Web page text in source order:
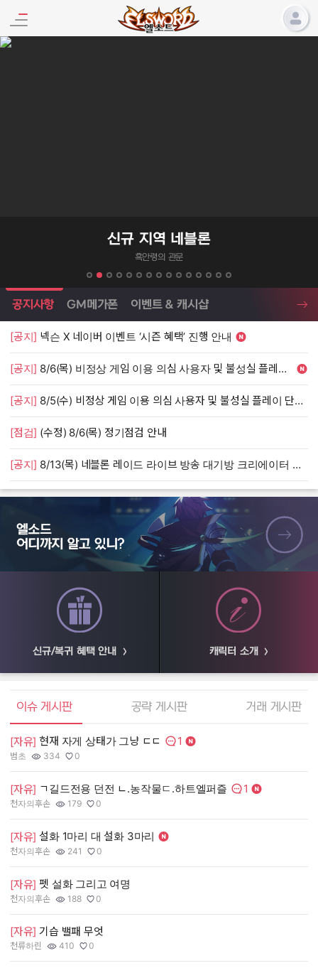
엘소드 프로모션
신규 지역 네블론
흑안령의 관문
엘소드 소식
공지사항 GM메가폰 이벤트 & 캐시샵
[공지] 넥슨 X 네이버 이벤트 ‘시즌 혜택’ 진행 안내
[공지] 8/6(목) 비정상 게임 이용 의심 사용자 및 불성실 플레이 단속 안내
[공지] 8/5(수) 비정상 게임 이용 의심 사용자 및 불성실 플레이 단속 안내
[점검] (수정) 8/6(목) 정기점검 안내
[공지] 8/13(목) 네블론 레이드 라이브 방송 대기방 크리에이터 모집 안내
엘소드 어디까지 알고 있니?
신규/복귀 혜택 안내 캐릭터 소개
엘소드 커뮤니티
이슈 게시판 공략 게시판 거래 게시판
[자유] 현재 자게 상태가 그냥 ㄷㄷ 댓글수:
1
작성자:
범초
조회수:
334
추천수:
0
[자유] ㄱ길드전용 던전 ㄴ.농작물ㄷ.하트엘퍼즐 댓글수:
1
작성자:
천자의후손
조회수:
179
추천수:
0
[자유] 설화 1마리 대 설화 3마리
작성자:
천자의후손
조회수:
241
추천수:
0
[자유] 펫 설화 그리고 여명
작성자:
천자의후손
조회수:
188
추천수:
0
[자유] 기습 밸패 무엇
작성자:
천류하린
조회수:
410
추천수:
0